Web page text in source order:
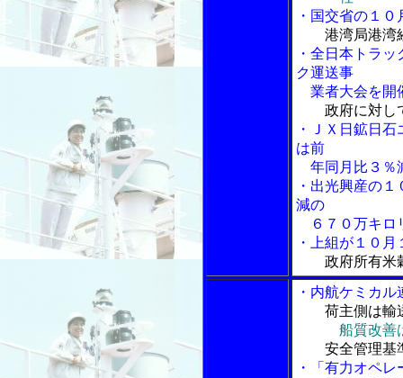
・国交省の１
港湾局港湾
・全日本トラ
ク運送事
業者大会を開
政府に対し
・ＪＸ日鉱日
は前
年同月比３％
・出光興産の
減の
６７０万キロ
・上組が１０
政府所有米
・内航ケミカ
荷主側は輸
船質改善
安全管理基準
・「有力オペ